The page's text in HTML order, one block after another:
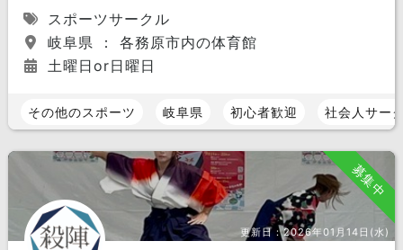
スポーツサークル
岐阜県 ： 各務原市内の体育館
土曜日or日曜日
その他のスポーツ 岐阜県 初心者歓迎 社会人サー
募集中
更新日：2026年01月14日(水)